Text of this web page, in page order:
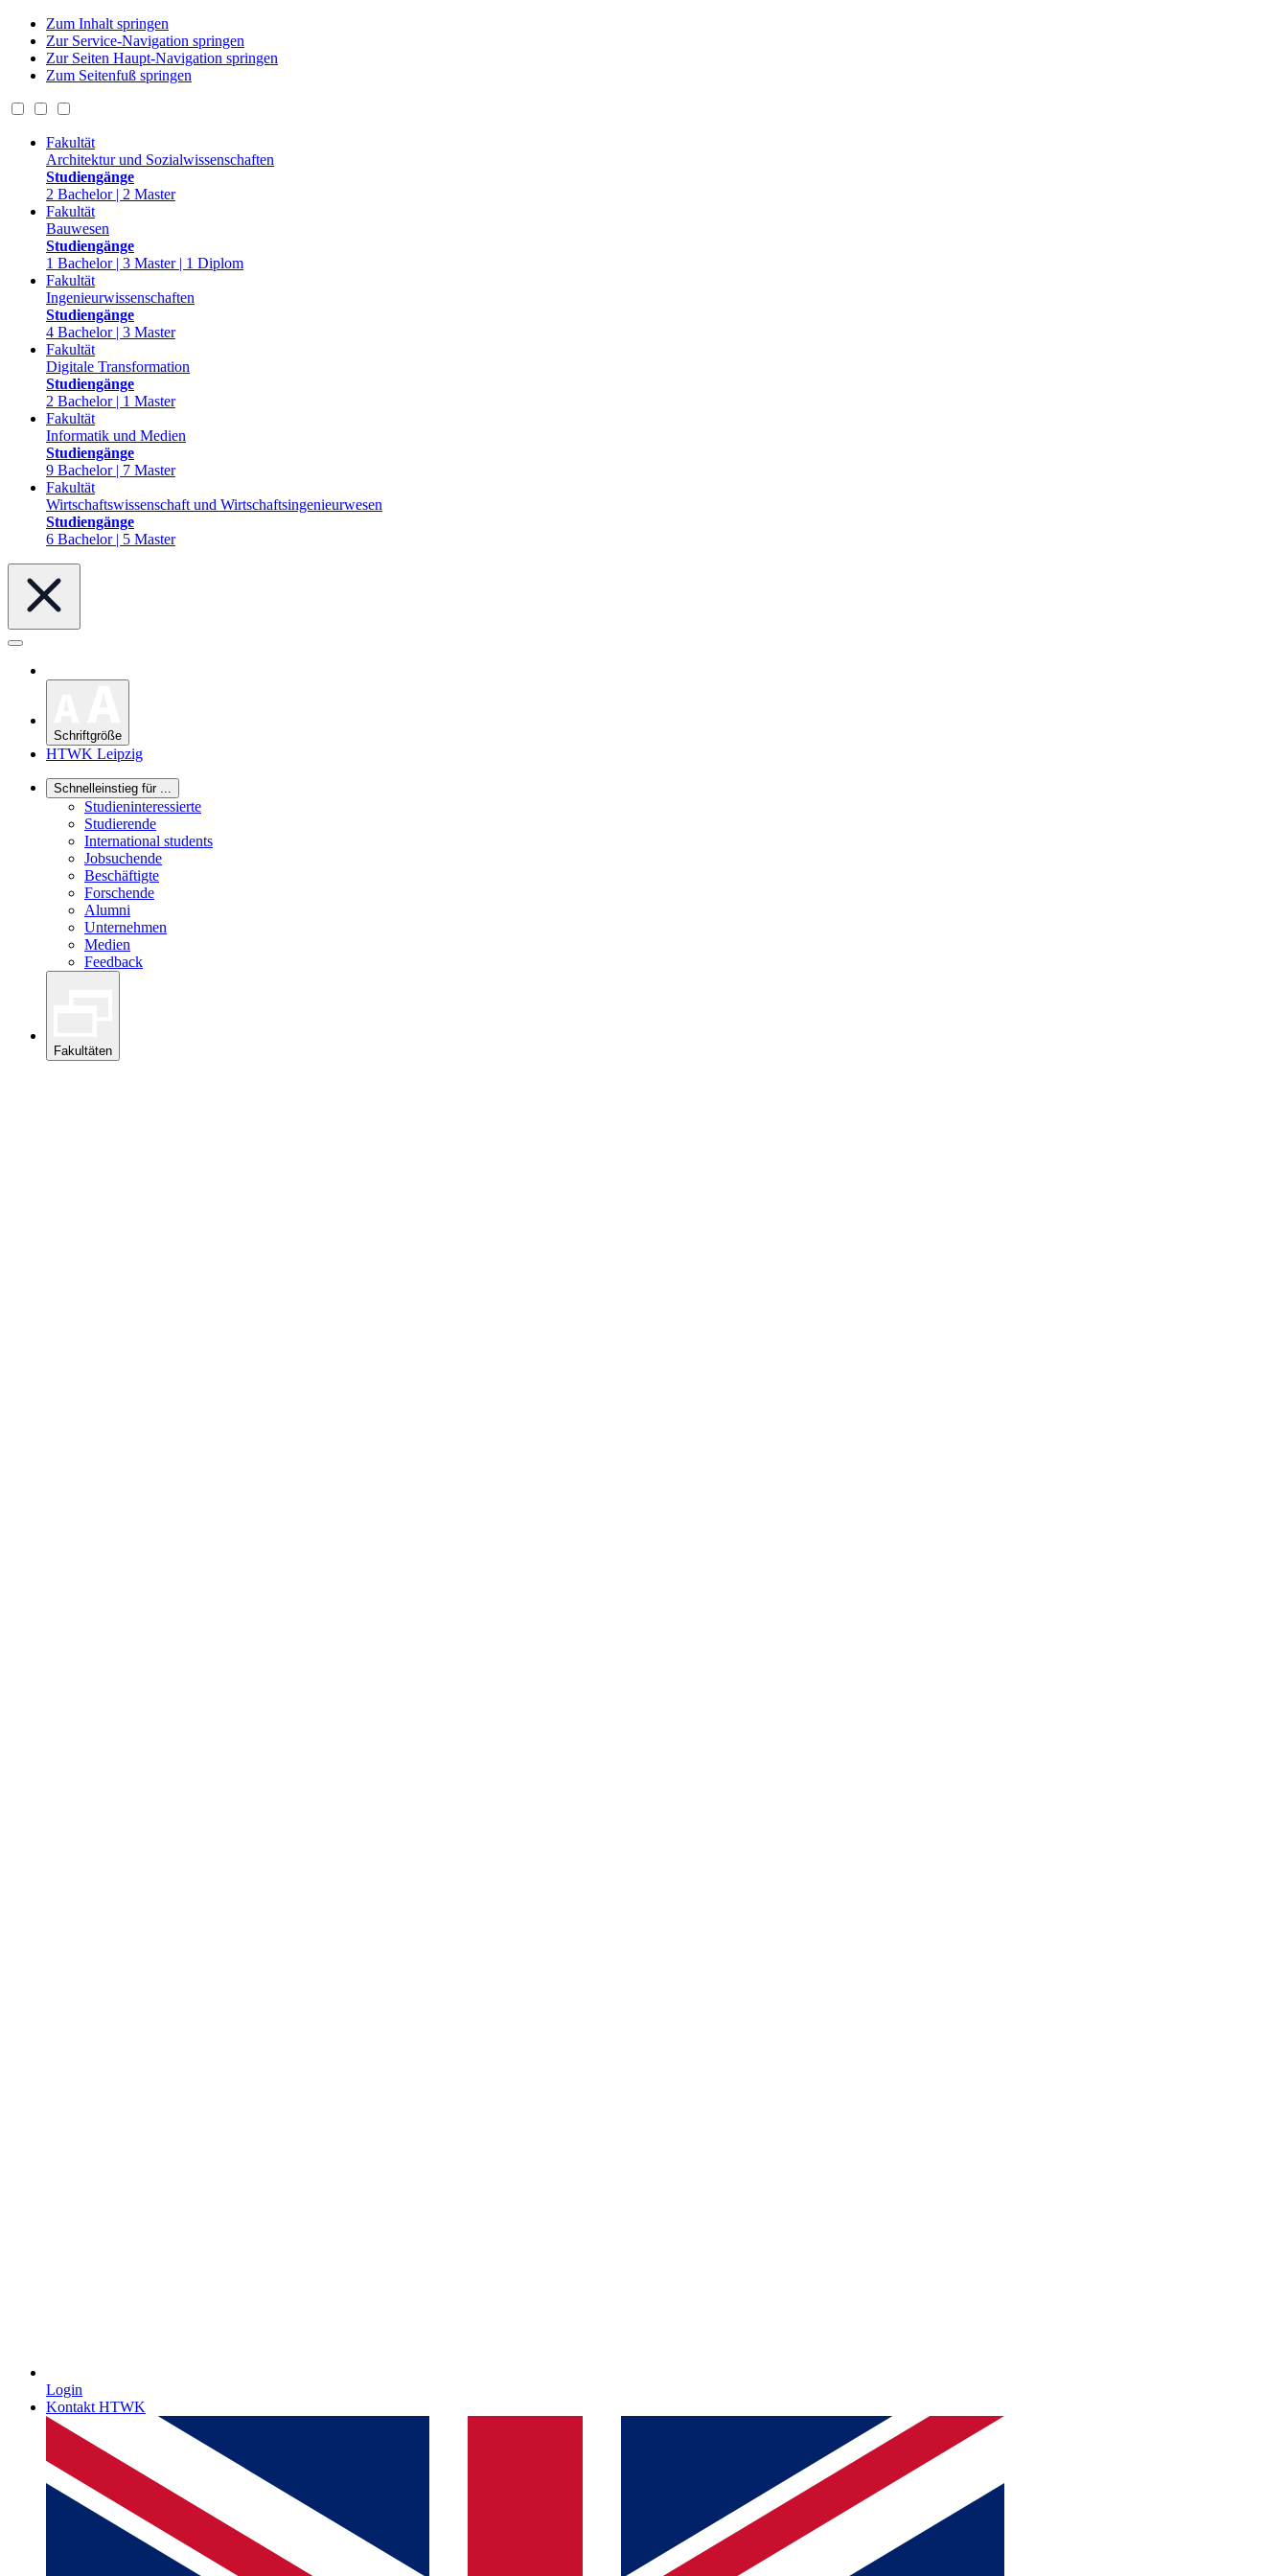
Zum Inhalt springen
Zur Service-Navigation springen
Zur Seiten Haupt-Navigation springen
Zum Seitenfuß springen
Fakultät
Architektur und Sozialwissenschaften
Studiengänge
2 Bachelor | 2 Master
Fakultät
Bauwesen
Studiengänge
1 Bachelor | 3 Master | 1 Diplom
Fakultät
Ingenieurwissenschaften
Studiengänge
4 Bachelor | 3 Master
Fakultät
Digitale Transformation
Studiengänge
2 Bachelor | 1 Master
Fakultät
Informatik und Medien
Studiengänge
9 Bachelor | 7 Master
Fakultät
Wirtschaftswissenschaft und Wirtschaftsingenieurwesen
Studiengänge
6 Bachelor | 5 Master
Schriftgröße
HTWK Leipzig
Schnelleinstieg für ...
Studieninteressierte
Studierende
International students
Jobsuchende
Beschäftigte
Forschende
Alumni
Unternehmen
Medien
Feedback
Fakultäten
Login
Kontakt HTWK